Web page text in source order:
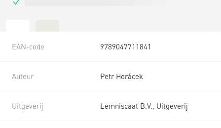
EAN-code 9789047711841
Auteur Petr Horácek
Uitgeverij Lemniscaat B.V., Uitgeverij